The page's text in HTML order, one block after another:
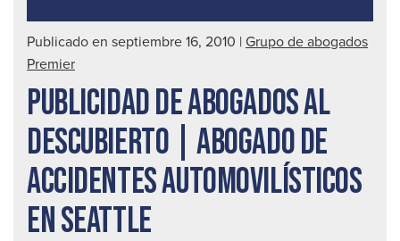
|
Publicado en septiembre 16, 2010 | Grupo de abogados
Premier
PUBLICIDAD DE ABOGADOS AL
DESCUBIERTO | ABOGADO DE
ACCIDENTES AUTOMOVILÍSTICOS
EN SEATTLE